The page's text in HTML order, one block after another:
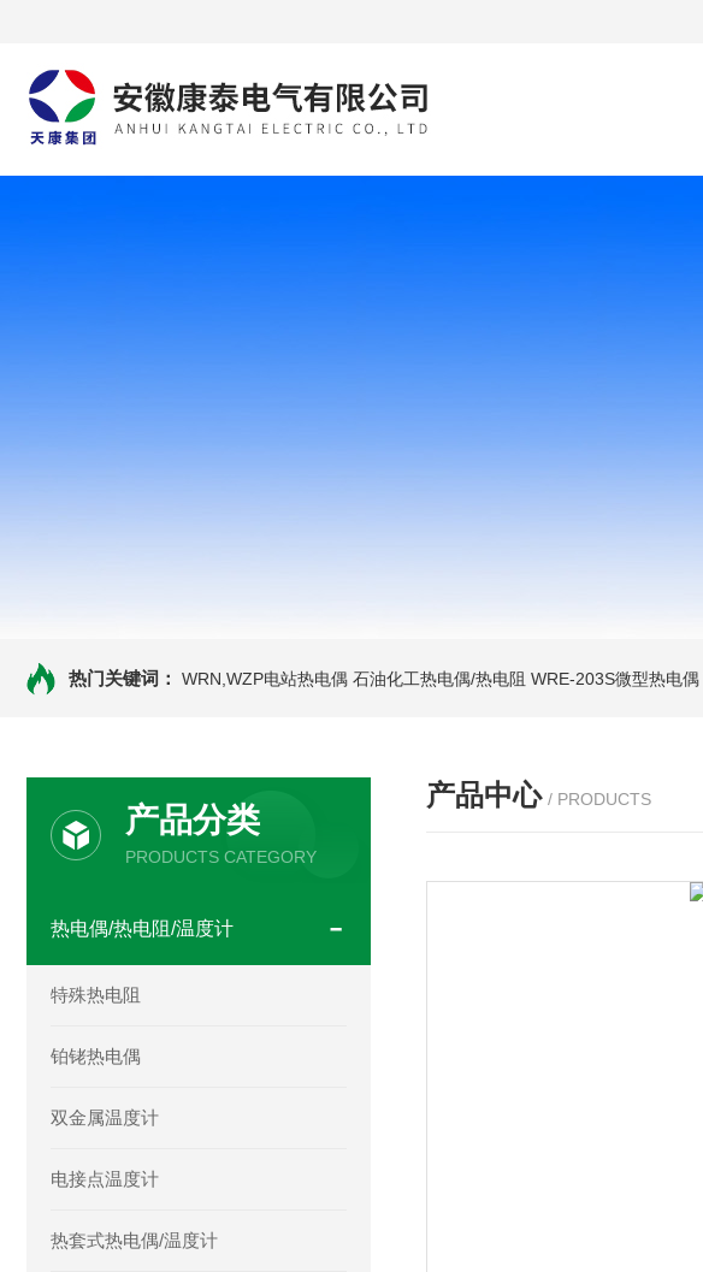
热门关键词： WRN,WZP电站热电偶 石油化工热电偶/热电阻 WRE-203S微型热电偶
产品分类
PRODUCTS CATEGORY
热电偶/热电阻/温度计
特殊热电阻
铂铑热电偶
双金属温度计
电接点温度计
热套式热电偶/温度计
产品中心 / PRODUCTS